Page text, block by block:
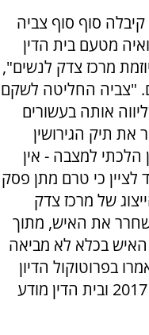
קיבלה סוף סוף צביה
מטעם בית הדין
מרכז צדק לנשים",
"צביה החליטה לשקם
אותה בעשורים
את תיק הגירושין
הלכתי למצבה - אין
לציין כי טרם מתן פסק
של מרכז צדק
את האיש, מתוך
בכלא לא מביאה
בפרוטוקול הדיון
בבית הדין במהלך חודש ספטמבר 2017 ובית הדין מודע